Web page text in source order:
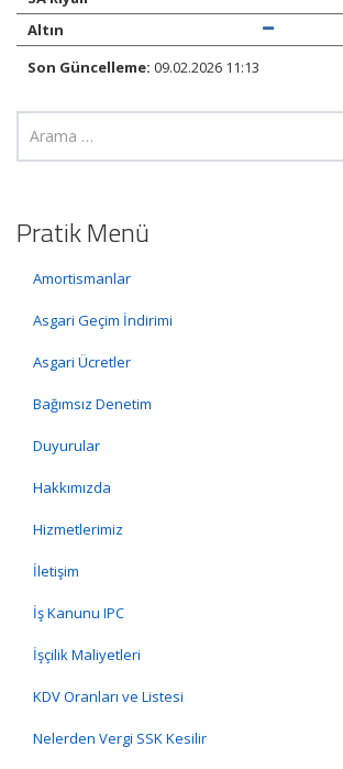
Altın
Son Güncelleme: 09.02.2026 11:13
Pratik Menü
Amortismanlar
Asgari Geçim İndirimi
Asgari Ücretler
Bağımsız Denetim
Duyurular
Hakkımızda
Hizmetlerimiz
İletişim
İş Kanunu IPC
İşçilik Maliyetleri
KDV Oranları ve Listesi
Nelerden Vergi SSK Kesilir